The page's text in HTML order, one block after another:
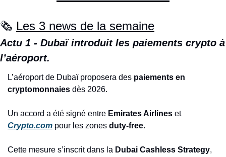
🗞️ Les 3 news de la semaine
Actu 1 - Dubaï introduit les paiements crypto à
l’aéroport.
L’aéroport de Dubaï proposera des paiements en
cryptomonnaies dès 2026.
Un accord a été signé entre Emirates Airlines
et
Crypto.com pour les zones duty-free.
Cette mesure s’inscrit dans la Dubai Cashless Strategy,